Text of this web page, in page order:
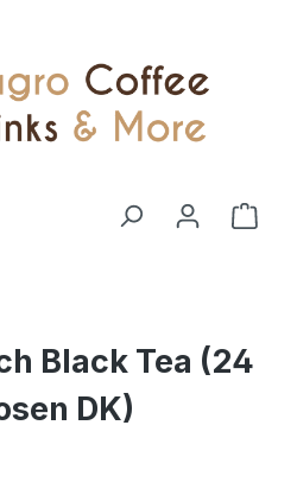
Black Tea (24
DK)